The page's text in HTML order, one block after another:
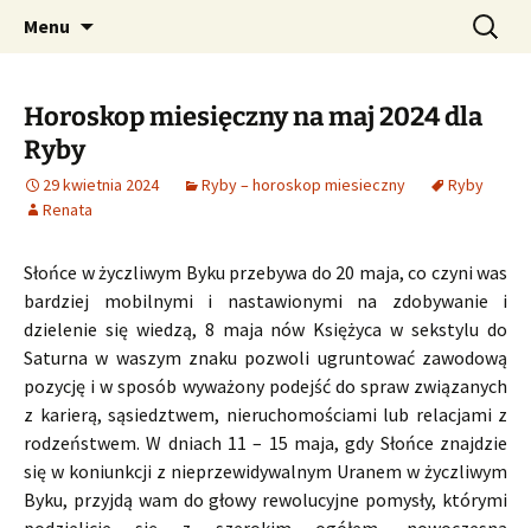
CzaroMarowy horoskop
dzienny, miesięczny i
tygodniowy
Profesjonalne przepowiednie astrologiczne
Menu Szukaj:
Horoskop miesięczny na maj 2024 dla
Ryby
29 kwietnia 2024 Ryby – horoskop miesieczny
Ryby
Renata
Słońce w życzliwym Byku przebywa do 20 maja, co czyni was
bardziej mobilnymi i nastawionymi na zdobywanie i
dzielenie się wiedzą, 8 maja nów Księżyca w sekstylu do
Saturna w waszym znaku pozwoli ugruntować zawodową
pozycję i w sposób wyważony podejść do spraw związanych
z karierą, sąsiedztwem, nieruchomościami lub relacjami z
rodzeństwem. W dniach 11 – 15 maja, gdy Słońce znajdzie
się w koniunkcji z nieprzewidywalnym Uranem w życzliwym
Byku, przyjdą wam do głowy rewolucyjne pomysły, którymi